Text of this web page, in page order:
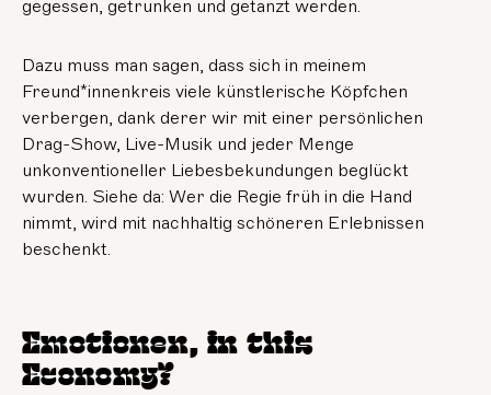
gegessen, getrunken und getanzt werden.
Dazu muss man sagen, dass sich in meinem
Freund*innenkreis viele künstlerische Köpfchen
verbergen, dank derer wir mit einer persönlichen
Drag-Show, Live-Musik und jeder Menge
unkonventioneller Liebesbekundungen beglückt
wurden. Siehe da: Wer die Regie früh in die Hand
nimmt, wird mit nachhaltig schöneren Erlebnissen
beschenkt.
Emotionen, in this
Economy?